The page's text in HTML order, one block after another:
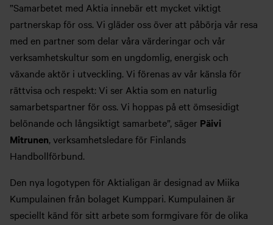
”Samarbetet med Aktia innebär ett mycket viktigt
partnerskap för oss. Vi gläder oss över att påbörja vår resa
med en partner som delar våra värderingar och vår
verksamhetskultur som en ungdomlig, energisk och
växande aktör i utveckling. Vi förenas av vår känsla för
rättvisa och respekt: Vi ser Aktia som en naturlig
samarbetspartner för oss. Vi hoppas på ett ömsesidigt
belönande och långsiktigt samarbete”, säger Päivi
Mitrunen, verksamhetsledare för Finlands
Handbollförbund.
Den nya logotypen för Aktialigan är designad av Miika
Kumpulainen från bolaget Kumppari. Kumpulainen är
speciellt känd för sitt arbete som formgivare för de olika